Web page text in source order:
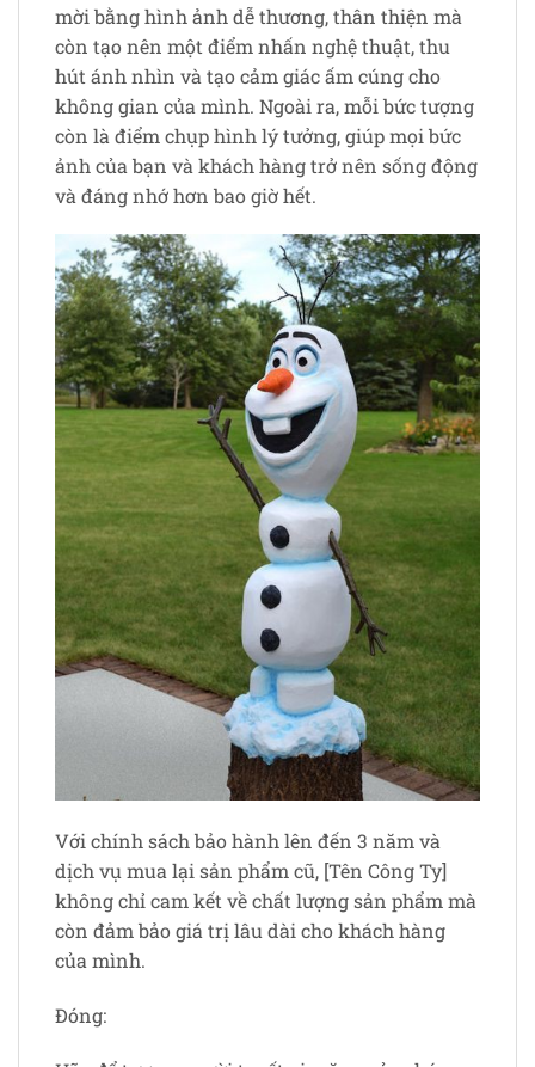
mời bằng hình ảnh dễ thương, thân thiện mà
còn tạo nên một điểm nhấn nghệ thuật, thu
hút ánh nhìn và tạo cảm giác ấm cúng cho
không gian của mình. Ngoài ra, mỗi bức tượng
còn là điểm chụp hình lý tưởng, giúp mọi bức
ảnh của bạn và khách hàng trở nên sống động
và đáng nhớ hơn bao giờ hết.
Với chính sách bảo hành lên đến 3 năm và
dịch vụ mua lại sản phẩm cũ, [Tên Công Ty]
không chỉ cam kết về chất lượng sản phẩm mà
còn đảm bảo giá trị lâu dài cho khách hàng
của mình.
Đóng: